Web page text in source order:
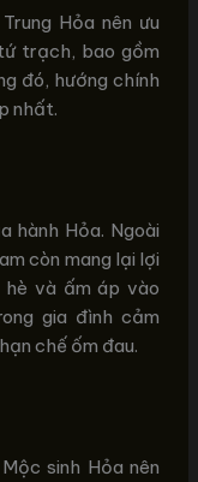
Hỏa nên ưu
trạch, bao gồm
đó, hướng chính
nhất.
hành Hỏa. Ngoài
còn mang lại lợi
và ấm áp vào
gia đình cảm
chế ốm đau.
sinh Hỏa nên